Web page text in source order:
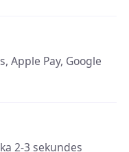
Apple Pay, Google
2-3 sekundes